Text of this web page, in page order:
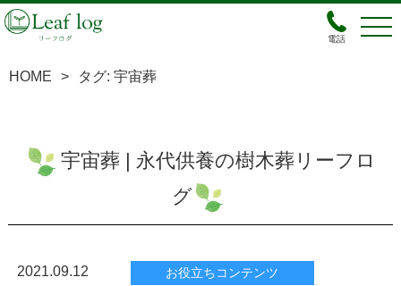
電話
HOME > タグ: 宇宙葬
宇宙葬 | 永代供養の樹木葬リーフロ
グ
2021.09.12 お役立ちコンテンツ